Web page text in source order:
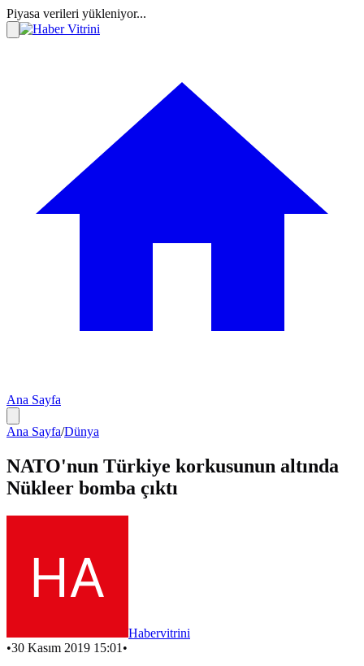
Piyasa verileri yükleniyor...
Ana Sayfa
Ana Sayfa/Dünya
NATO'nun Türkiye korkusunun altında
Nükleer bomba çıktı
Habervitrini
•30 Kasım 2019 15:01 •